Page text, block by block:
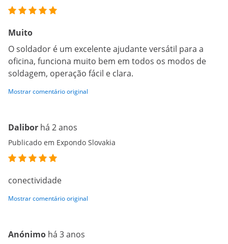
Muito
O soldador é um excelente ajudante versátil para a
oficina, funciona muito bem em todos os modos de
soldagem, operação fácil e clara.
Mostrar comentário original
Dalibor há 2 anos
Publicado em Expondo Slovakia
conectividade
Mostrar comentário original
Anónimo há 3 anos